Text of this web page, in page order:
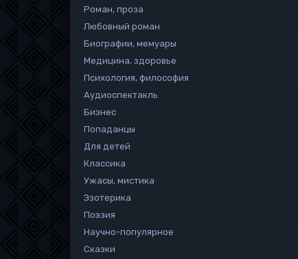
Роман, проза
Любовный роман
Биографии, мемуары
Медицина, здоровье
Психология, философия
Аудиоспектакль
Бизнес
Попаданцы
Для детей
Классика
Ужасы, мистика
Эзотерика
Поэзия
Научно-популярное
Сказки